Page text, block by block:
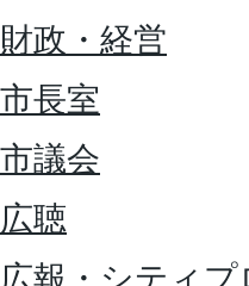
財政・経営
市長室
市議会
広聴
広報・シティ